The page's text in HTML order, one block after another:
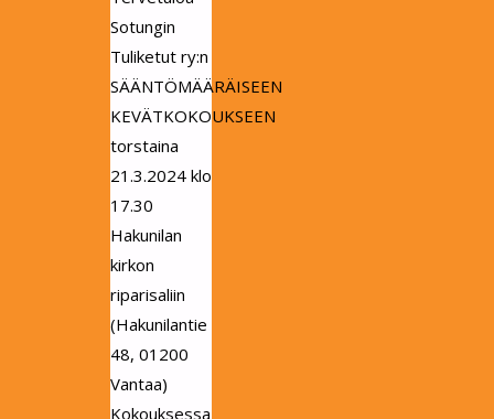
Sotungin
Tuliketut ry:n
SÄÄNTÖMÄÄRÄISEEN
KEVÄTKOKOUKSEEN
torstaina
21.3.2024 klo
17.30
Hakunilan
kirkon
riparisaliin
(Hakunilantie
48, 01200
Vantaa)
Kokouksessa